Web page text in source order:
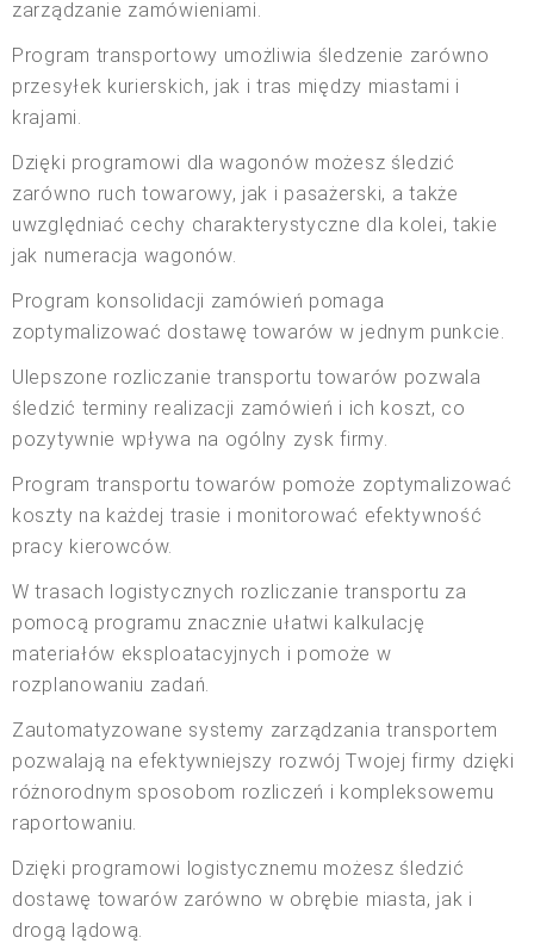
zarządzanie zamówieniami.
Program transportowy umożliwia śledzenie zarówno
przesyłek kurierskich, jak i tras między miastami i
krajami.
Dzięki programowi dla wagonów możesz śledzić
zarówno ruch towarowy, jak i pasażerski, a także
uwzględniać cechy charakterystyczne dla kolei, takie
jak numeracja wagonów.
Program konsolidacji zamówień pomaga
zoptymalizować dostawę towarów w jednym punkcie.
Ulepszone rozliczanie transportu towarów pozwala
śledzić terminy realizacji zamówień i ich koszt, co
pozytywnie wpływa na ogólny zysk firmy.
Program transportu towarów pomoże zoptymalizować
koszty na każdej trasie i monitorować efektywność
pracy kierowców.
W trasach logistycznych rozliczanie transportu za
pomocą programu znacznie ułatwi kalkulację
materiałów eksploatacyjnych i pomoże w
rozplanowaniu zadań.
Zautomatyzowane systemy zarządzania transportem
pozwalają na efektywniejszy rozwój Twojej firmy dzięki
różnorodnym sposobom rozliczeń i kompleksowemu
raportowaniu.
Dzięki programowi logistycznemu możesz śledzić
dostawę towarów zarówno w obrębie miasta, jak i
drogą lądową.